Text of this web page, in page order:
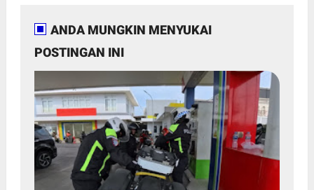
ANDA MUNGKIN MENYUKAI
POSTINGAN INI